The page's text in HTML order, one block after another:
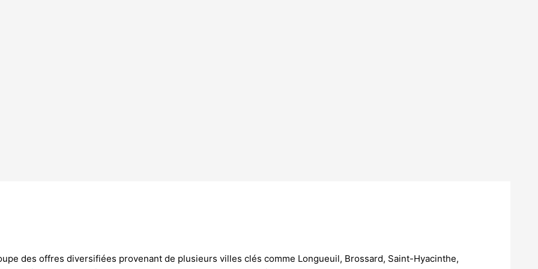
des offres diversifiées provenant de plusieurs villes clés comme Longueuil, Brossard, Saint-Hyacinthe,